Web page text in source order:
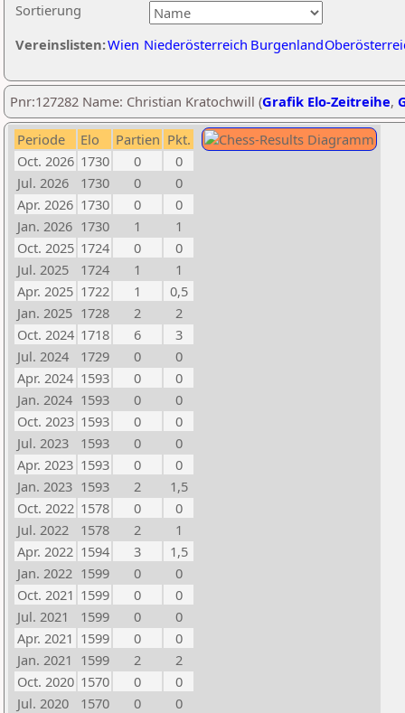
Sortierung
Vereinslisten:Wien Niederösterreich Burgenland
Pnr:127282 Name: Christian Kratochwill (Grafik Elo-Zeitreihe,
Periode Elo Partien Pkt.
Oct. 2026 1730 0
0
Jul. 2026
1730 0
0
Apr. 2026 1730 0
0
Jan. 2026 1730 1
1
Oct. 2025 1724 0
0
Jul. 2025
1724 1
1
Apr. 2025 1722 1
0,5
Jan. 2025 1728 2
2
Oct. 2024 1718 6
3
Jul. 2024
1729 0
0
Apr. 2024 1593 0
0
Jan. 2024 1593 0
0
Oct. 2023 1593 0
0
Jul. 2023
1593 0
0
Apr. 2023 1593 0
0
Jan. 2023 1593 2
1,5
Oct. 2022 1578 0
0
Jul. 2022
1578 2
1
Apr. 2022 1594 3
1,5
Jan. 2022 1599 0
0
Oct. 2021 1599 0
0
Jul. 2021
1599 0
0
Apr. 2021 1599 0
0
Jan. 2021 1599 2
2
Oct. 2020 1570 0
0
Jul. 2020
1570 0
0